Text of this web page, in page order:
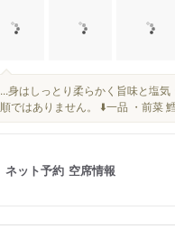
...身はしっとり柔らかく旨味と塩気
順ではありません。 ⬇️一品 ・前菜
ネット予約 空席情報